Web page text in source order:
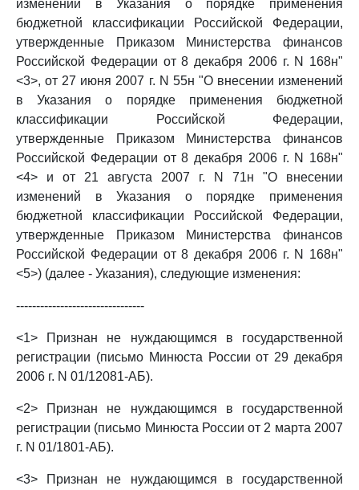
изменений в Указания о порядке применения
бюджетной классификации Российской Федерации,
утвержденные Приказом Министерства финансов
Российской Федерации от 8 декабря 2006 г. N 168н"
<3>, от 27 июня 2007 г. N 55н "О внесении изменений
в Указания о порядке применения бюджетной
классификации Российской Федерации,
утвержденные Приказом Министерства финансов
Российской Федерации от 8 декабря 2006 г. N 168н"
<4> и от 21 августа 2007 г. N 71н "О внесении
изменений в Указания о порядке применения
бюджетной классификации Российской Федерации,
утвержденные Приказом Министерства финансов
Российской Федерации от 8 декабря 2006 г. N 168н"
<5>) (далее - Указания), следующие изменения:
--------------------------------
<1> Признан не нуждающимся в государственной
регистрации (письмо Минюста России от 29 декабря
2006 г. N 01/12081-АБ).
<2> Признан не нуждающимся в государственной
регистрации (письмо Минюста России от 2 марта 2007
г. N 01/1801-АБ).
<3> Признан не нуждающимся в государственной